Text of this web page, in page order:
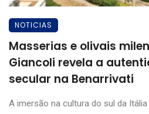
NOTICIAS
Masserias e olivais
Giancoli revela a
secular na Benarrivati
A imersão na cultura do sul da